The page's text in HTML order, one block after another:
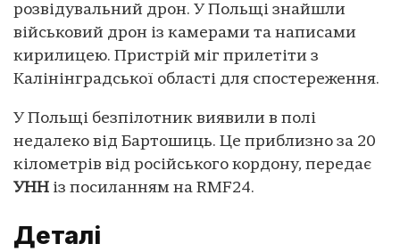
розвідувальний дрон. У Польщі знайшли
військовий дрон із камерами та написами
кирилицею. Пристрій міг прилетіти з
Калінінградської області для спостереження.
У Польщі безпілотник виявили в полі
недалеко від Бартошиць. Це приблизно за 20
кілометрів від російського кордону, передає
УНН із посиланням на RMF24.
Деталі